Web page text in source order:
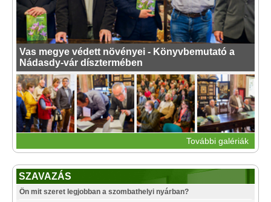
Vas megye védett növényei - Könyvbemutató a
Nádasdy-vár dísztermében
További galériák
SZAVAZÁS
Ön mit szeret legjobban a szombathelyi nyárban?